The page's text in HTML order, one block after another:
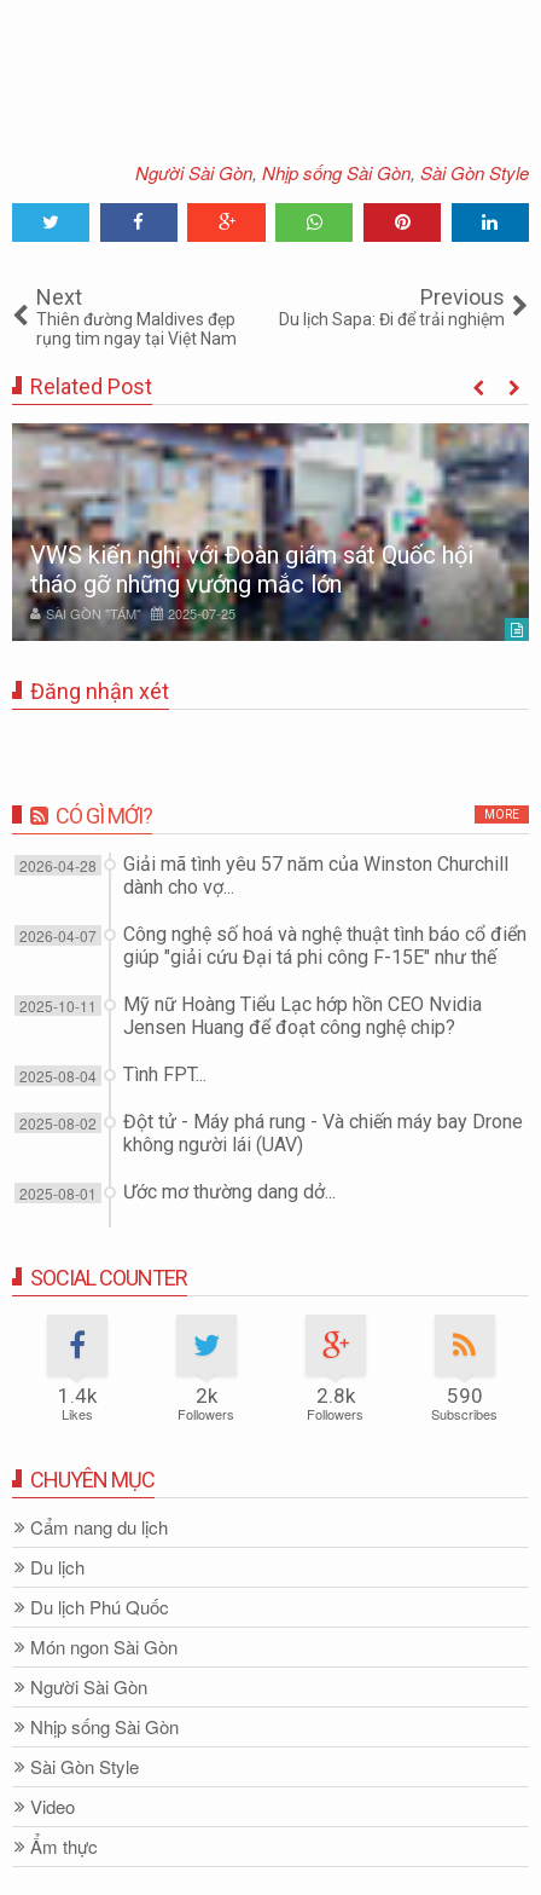
Người Sài Gòn, Nhịp sống Sài Gòn, Sài Gòn Style
Next
Thiên đường Maldives đẹp
rụng tim ngay tại Việt Nam
Previous
Du lịch Sapa: Đi để trải nghiệm
Related Post
Ước mơ thường dang dở...
SÀI GÒN "TÁM" 2025-08-01
Đăng nhận xét
CÓ GÌ MỚI? MORE
Giải mã tình yêu 57 năm của Winston Churchill
dành cho vợ...
2026-04-28
Công nghệ số hoá và nghệ thuật tình báo cổ điển
giúp "giải cứu Đại tá phi công F-15E" như thế
2026-04-07
Mỹ nữ Hoàng Tiểu Lạc hớp hồn CEO Nvidia
Jensen Huang để đoạt công nghệ chip?
2025-10-11
Tình FPT...
2025-08-04
Đột tử - Máy phá rung - Và chiến máy bay Drone
không người lái (UAV)
2025-08-02
Ước mơ thường dang dở...
2025-08-01
SOCIAL COUNTER
1.4k
Likes
2k
Followers
2.8k
Followers
590
Subscribes
CHUYÊN MỤC
Cẩm nang du lịch
Du lịch
Du lịch Phú Quốc
Món ngon Sài Gòn
Người Sài Gòn
Nhịp sống Sài Gòn
Sài Gòn Style
Video
Ẩm thực